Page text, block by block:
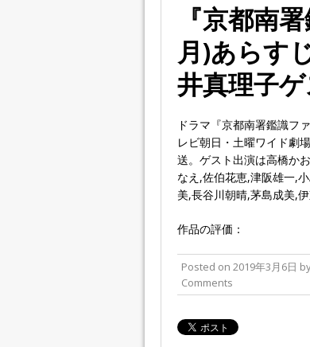
『京都南
月)あらす
井真理子
ドラマ『京都南署鑑識フ
レビ朝日・土曜ワイド劇
送。ゲスト出演は高橋か
なえ,佐伯花恵,津阪雄一,
美,長谷川朝晴,茅島成美,
作品の評価：
Posted on 2019年3月6日
Comments